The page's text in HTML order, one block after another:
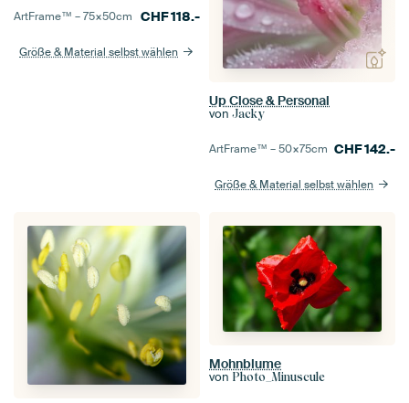
ArtFrame™ –75×50cm CHF118.-
Größe & Material selbst wählen
Up Close & Personal
von Jacky
ArtFrame™ –50×75cm CHF142.-
Größe & Material selbst wählen
Mohnblume
von Photo_Minuscule